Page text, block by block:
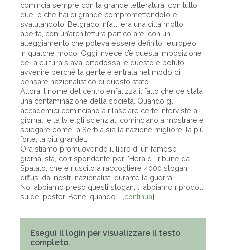
comincia sempre con la grande letteratura, con tutto
quello che hai di grande compromettendolo e
svalutandolo. Belgrado infatti era una città molto
aperta, con un’architettura particolare, con un
atteggiamento che poteva essere definito “europeo”
in qualche modo. Oggi invece c’è questa imposizione
della cultura slava-ortodossa; e questo è potuto
avvenire perché la gente è entrata nel modo di
pensare nazionalistico di questo stato.
Allora il nome del centro enfatizza il fatto che c’è stata
una contaminazione della società. Quando gli
accademici cominciano a rilasciare certe interviste ai
giornali e la tv e gli scienziati cominciano a mostrare e
spiegare come la Serbia sia la nazione migliore, la più
forte, la più grande…
Ora stiamo promuovendo il libro di un famoso
giornalista, corrispondente per l’Herald Tribune da
Spalato, che è riuscito a raccogliere 4000 slogan
diffusi dai nostri nazionalisti durante la guerra.
Noi abbiamo preso questi slogan, li abbiamo riprodotti
su dei poster. Bene, quando ...[continua]
Esegui il login per visualizzare il testo
completo.